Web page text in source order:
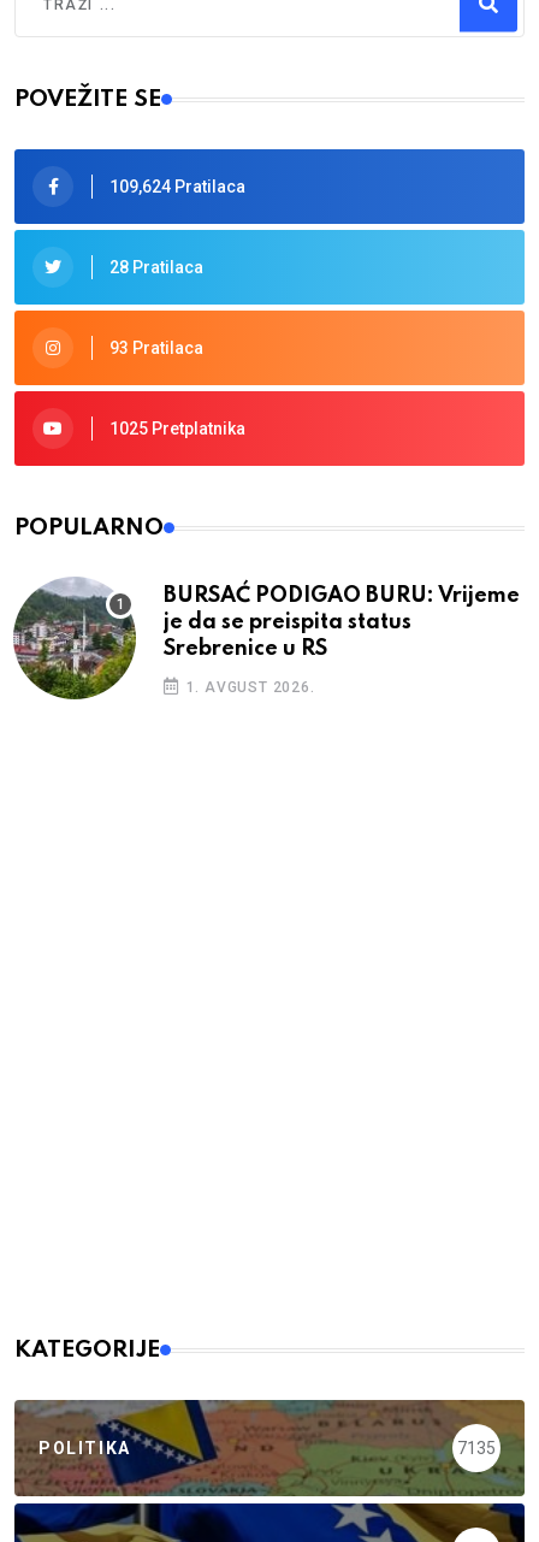
Type 2 or more characters for results.
POVEŽITE SE
109,624 Pratilaca
28 Pratilaca
93 Pratilaca
1025 Pretplatnika
POPULARNO
BURSAĆ PODIGAO BURU: Vrijeme
je da se preispita status
Srebrenice u RS
1. AVGUST 2026.
KATEGORIJE
POLITIKA 7135